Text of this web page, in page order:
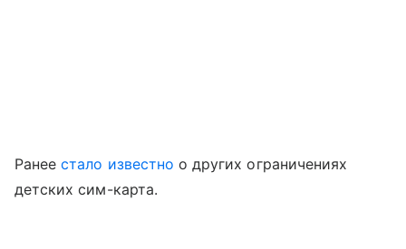
Ранеестало известно о других ограничениях
детских сим-карта.